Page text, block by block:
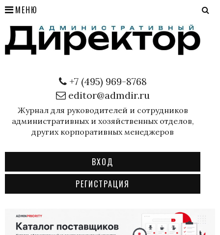
МЕНЮ
+7 (495) 969-8768
editor@admdir.ru
Журнал для руководителей и сотрудников
административных и хозяйственных отделов,
других корпоративных менеджеров
ВХОД
РЕГИСТРАЦИЯ